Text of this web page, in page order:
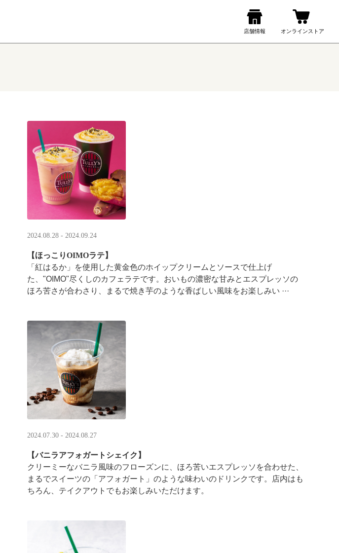
2024.08.28 - 2024.09.24
【ほっこりOIMOラテ】
「紅はるか」を使用した黄金色のホイップクリームとソースで仕上げ
た、"OIMO"尽くしのカフェラテです。おいもの濃密な甘みとエスプレッソの
ほろ苦さが合わさり、まるで焼き芋のような香ばしい風味をお楽しみい ···
2024.07.30 - 2024.08.27
【バニラアフォガートシェイク】
クリーミーなバニラ風味のフローズンに、ほろ苦いエスプレッソを合わせた、
まるでスイーツの「アフォガート」のような味わいのドリンクです。店内はも
ちろん、テイクアウトでもお楽しみいただけます。